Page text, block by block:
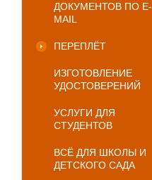
ДОКУМЕНТОВ ПО E-
MAIL
ПЕРЕПЛЁТ
ИЗГОТОВЛЕНИЕ
УДОСТОВЕРЕНИЙ
УСЛУГИ ДЛЯ
СТУДЕНТОВ
ВСЁ ДЛЯ ШКОЛЫ И
ДЕТСКОГО САДА